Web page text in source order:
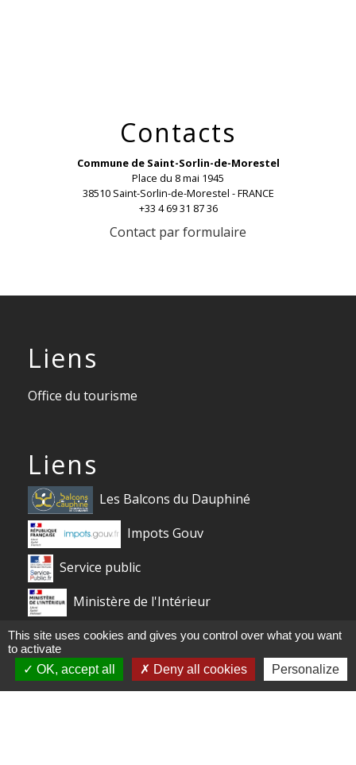
Contacts
Commune de Saint-Sorlin-de-Morestel
Place du 8 mai 1945
38510 Saint-Sorlin-de-Morestel - FRANCE
+33 4 69 31 87 36
Contact par formulaire
Liens
Office du tourisme
Liens
Les Balcons du Dauphiné
Impots Gouv
Service public
Ministère de l'Intérieur
Centre Social Odette Brachet
France relance 1 jeune 1 solution
This site uses cookies and gives you control over what you want
to activate
OK, accept all
Deny all cookies Personalize